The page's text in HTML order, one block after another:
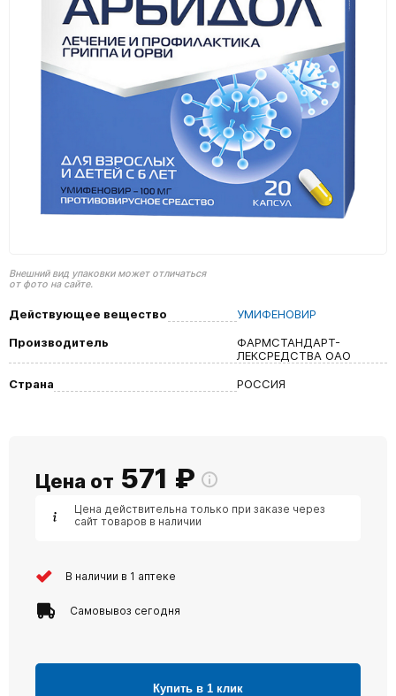
Внешний вид упаковки может отличаться
от фото на сайте.
Действующее вещество
УМИФЕНОВИР
Производитель
ФАРМСТАНДАРТ-
ЛЕКСРЕДСТВА ОАО
Страна
РОССИЯ
Цена от 571 ₽
Цена действительна только при заказе через
сайт товаров в наличии
В наличии в 1 аптеке
Самовывоз сегодня
Купить в 1 клик